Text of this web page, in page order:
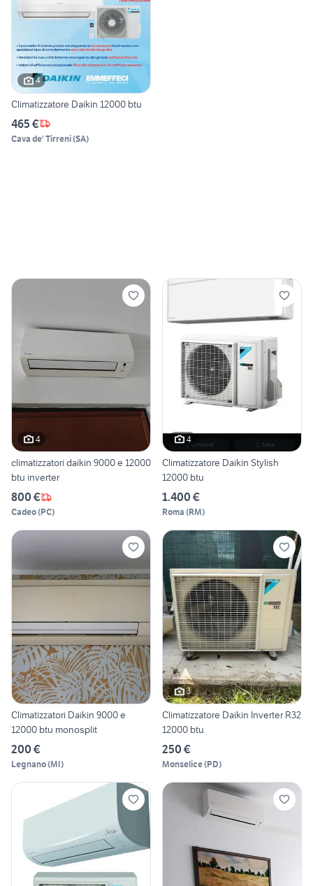
4
Climatizzatore Daikin 12000 btu
465 €
Cava de' Tirreni(SA)
4
climatizzatori daikin 9000 e 12000
btu inverter
800 €
Cadeo(PC)
4
Climatizzatore Daikin Stylish
12000 btu
1.400 €
Roma (RM)
Climatizzatori Daikin 9000 e
12000 btu monosplit
200 €
Legnano(MI)
3
Climatizzatore Daikin Inverter R32
12000 btu
250 €
Monselice(PD)